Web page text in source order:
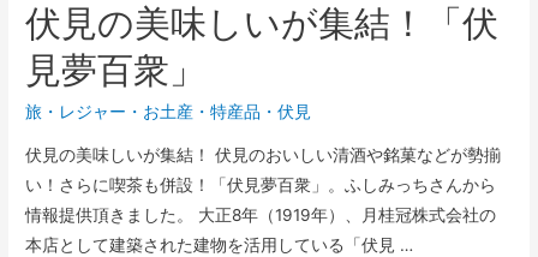
伏見の美味しいが集結！「伏
見夢百衆」
旅・レジャー ・ お土産・特産品 ・伏見
伏見の美味しいが集結！ 伏見のおいしい清酒や銘菓などが勢揃
い！さらに喫茶も併設！「伏見夢百衆」。ふしみっちさんから
情報提供頂きました。 大正8年（1919年）、月桂冠株式会社の
本店として建築された建物を活用している「伏見 …